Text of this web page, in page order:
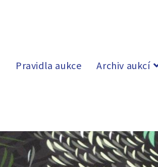
Pravidla aukce Archiv aukcí